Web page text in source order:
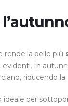
rende la pelle più
evidenti. In
riducendo la
ideale per